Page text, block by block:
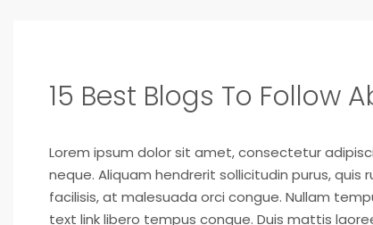
15 Best Blogs To Follow
Lorem ipsum dolor sit amet, consectetur
neque. Aliquam hendrerit sollicitudin purus,
facilisis, at malesuada orci congue. Nullam
text link libero tempus congue. Duis mattis